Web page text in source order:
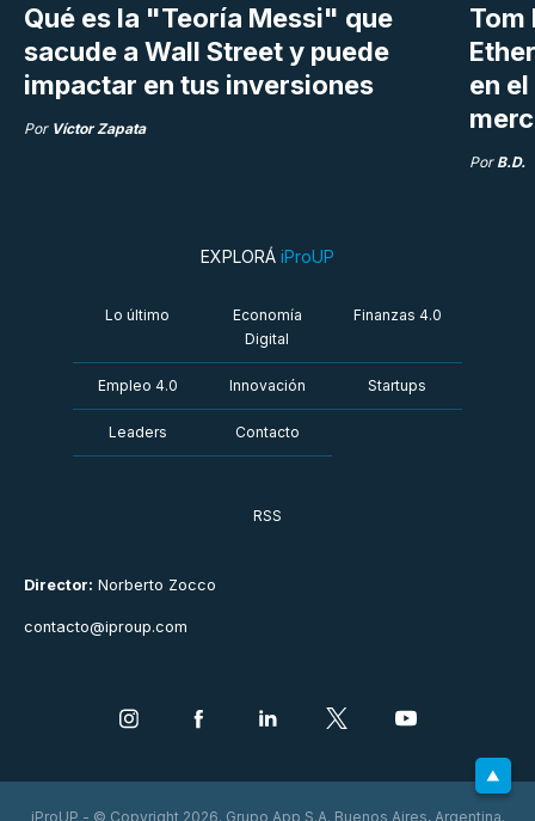
Qué es la "Teoría Messi" que
sacude a Wall Street y puede
impactar en tus inversiones
Por Víctor Zapata
Tom
en
Por B.D.
Director: Norberto Zocco
contacto@iproup.com
EXPLORÁ iProUP
Lo último
Economía
Digital
Finanzas 4.0
Empleo 4.0 Innovación Startups
Leaders Contacto
RSS
iProUP - © Copyright 2026. Grupo App S.A. Buenos Aires, Argentina.